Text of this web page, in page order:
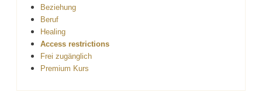
Beziehung
Beruf
Healing
Access restrictions
Frei zugänglich
Premium Kurs